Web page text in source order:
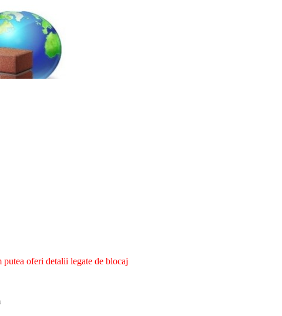
oferi detalii legate de blocaj